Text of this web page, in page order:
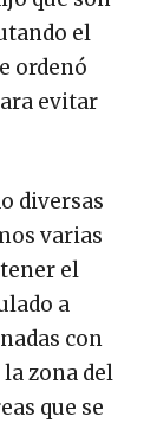
el
ordenó
evitar
diversas
varias
el
a
con
zona del
que se